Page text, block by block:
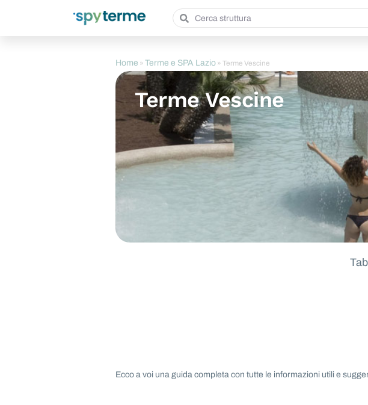
Home » Terme e SPA Lazio » Terme Vescine
Terme Vescine
Ecco a voi una guida completa con tutte le informazioni utili e